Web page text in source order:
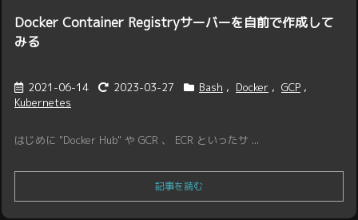
Docker Container Registryサーバーを自前で作成して
みる
2021-06-14 2023-03-27 Bash , Docker , GCP ,
Kubernetes
はじめに "Docker Hub" や GCR 、 ECR といったサ ...
記事を読む